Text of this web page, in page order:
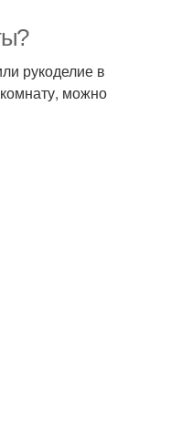
рукоделие в
можно